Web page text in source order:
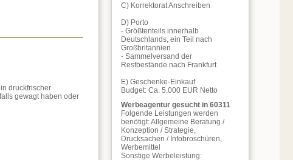
druckfrischer
gewagt haben oder
C) Korrektorat Anschreiben
D) Porto
- Größtenteils innerhalb
Deutschlands, ein Teil nach
Großbritannien
- Sammelversand der
Restbestände nach Frankfurt
E) Geschenke-Einkauf
Budget: Ca. 5.000 EUR Netto
Werbeagentur gesucht in 60311
Folgende Leistungen werden
benötigt: Allgemeine Beratung /
Konzeption / Strategie,
Drucksachen / Infobroschüren,
Werbemittel
Sonstige Werbeleistung: